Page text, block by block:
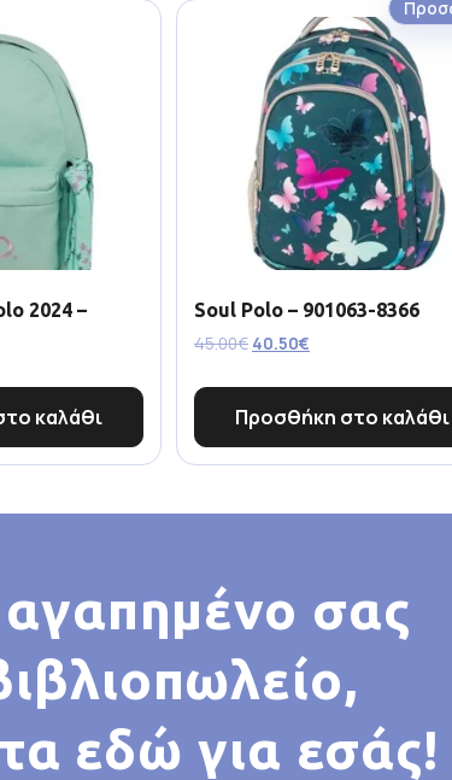
2024 –
καλάθι
Soul Polo – 901063-8366
45.00€ 40.50€
Προσθήκη στο καλάθι
σας
εδώ για εσάς!